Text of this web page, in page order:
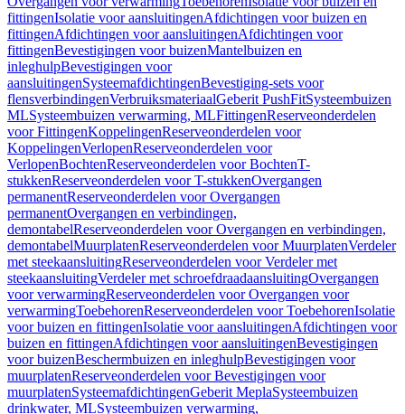
fittingenIsolatie voor aansluitingenAfdichtingen voor buizen en
fittingenAfdichtingen voor aansluitingenAfdichtingen voor
fittingenBevestigingen voor buizenMantelbuizen en
inleghulpBevestigingen voor
aansluitingenSysteemafdichtingenBevestiging-sets voor
flensverbindingenVerbruiksmateriaalGeberit PushFitSysteembuizen
MLSysteembuizen verwarming, MLFittingenReserveonderdelen
voor FittingenKoppelingenReserveonderdelen voor
KoppelingenVerlopenReserveonderdelen voor
VerlopenBochtenReserveonderdelen voor BochtenT-
stukkenReserveonderdelen voor T-stukkenOvergangen
permanentReserveonderdelen voor Overgangen
permanentOvergangen en verbindingen,
demontabelReserveonderdelen voor Overgangen en verbindingen,
demontabelMuurplatenReserveonderdelen voor MuurplatenVerdeler
met steekaansluitingReserveonderdelen voor Verdeler met
steekaansluitingVerdeler met schroefdraadaansluitingOvergangen
voor verwarmingReserveonderdelen voor Overgangen voor
verwarmingToebehorenReserveonderdelen voor ToebehorenIsolatie
voor buizen en fittingenIsolatie voor aansluitingenAfdichtingen voor
buizen en fittingenAfdichtingen voor aansluitingenBevestigingen
voor buizenBeschermbuizen en inleghulpBevestigingen voor
muurplatenReserveonderdelen voor Bevestigingen voor
muurplatenSysteemafdichtingenGeberit MeplaSysteembuizen
drinkwater, MLSysteembuizen verwarming,